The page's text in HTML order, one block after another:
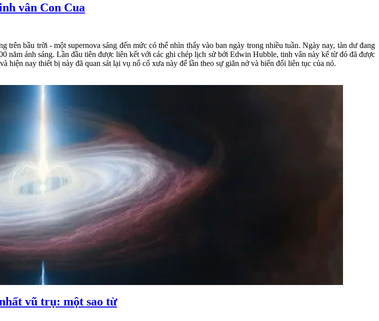
vân Con Cua
bầu trời - một supernova sáng đến mức có thể nhìn thấy vào ban ngày trong nhiều tuần. Ngày nay, tàn dư đang
năm ánh sáng. Lần đầu tiên được liên kết với các ghi chép lịch sử bởi Edwin Hubble, tinh vân này kể từ đó đã được
nay thiết bị này đã quan sát lại vụ nổ cổ xưa này để lần theo sự giãn nở và biến đổi liên tục của nó.
vũ trụ: một sao từ